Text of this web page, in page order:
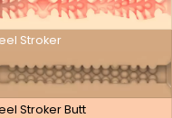
Stroker
Stroker Butt